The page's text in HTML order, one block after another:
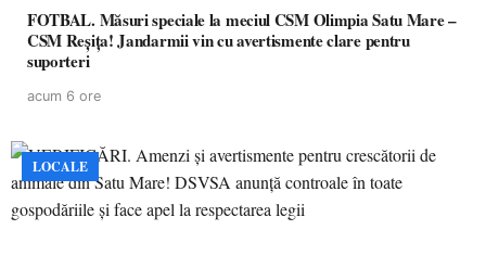
FOTBAL. Măsuri speciale la meciul CSM Olimpia Satu Mare –
CSM Reșița! Jandarmii vin cu avertismente clare pentru
suporteri
acum 6 ore
LOCALE